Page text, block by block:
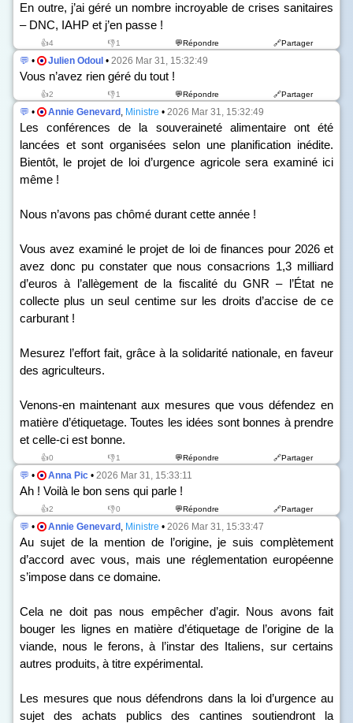
En outre, j’ai géré un nombre incroyable de crises sanitaires
– DNC, IAHP et j’en passe !
👍4 👎1 💬Répondre 🔗Partager
💬 • Julien Odoul • 2026 Mar 31, 15:32:49
Vous n’avez rien géré du tout !
👍2 👎1 💬Répondre 🔗Partager
💬 • Annie Genevard , Ministre • 2026 Mar 31, 15:32:49
Les conférences de la souveraineté alimentaire ont été
lancées et sont organisées selon une planification inédite.
Bientôt, le projet de loi d’urgence agricole sera examiné ici
même !
Nous n’avons pas chômé durant cette année !
Vous avez examiné le projet de loi de finances pour 2026 et
avez donc pu constater que nous consacrions 1,3 milliard
d’euros à l’allègement de la fiscalité du GNR – l’État ne
collecte plus un seul centime sur les droits d’accise de ce
carburant !
Mesurez l’effort fait, grâce à la solidarité nationale, en faveur
des agriculteurs.
Venons-en maintenant aux mesures que vous défendez en
matière d’étiquetage. Toutes les idées sont bonnes à prendre
et celle-ci est bonne.
👍0 👎1 💬Répondre 🔗Partager
💬 • Anna Pic • 2026 Mar 31, 15:33:11
Ah ! Voilà le bon sens qui parle !
👍2 👎0 💬Répondre 🔗Partager
💬 • Annie Genevard , Ministre • 2026 Mar 31, 15:33:47
Au sujet de la mention de l’origine, je suis complètement
d’accord avec vous, mais une réglementation européenne
s’impose dans ce domaine.
Cela ne doit pas nous empêcher d’agir. Nous avons fait
bouger les lignes en matière d’étiquetage de l’origine de la
viande, nous le ferons, à l’instar des Italiens, sur certains
autres produits, à titre expérimental.
Les mesures que nous défendrons dans la loi d’urgence au
sujet des achats publics des cantines soutiendront la